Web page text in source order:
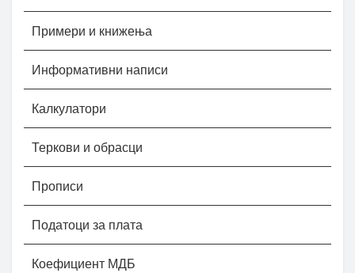
Примери и книжења
Информативни написи
Калкулатори
Теркови и обрасци
Прописи
Податоци за плата
Коефициент МДБ